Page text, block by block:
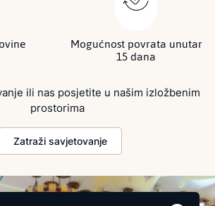
Mogućnost povrata unutar
15 dana
ili nas posjetite u našim izložbenim
prostorima
Zatraži savjetovanje